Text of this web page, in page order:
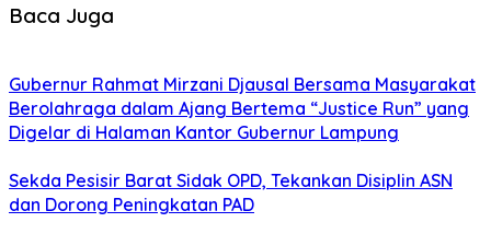
Baca Juga
Gubernur Rahmat Mirzani Djausal Bersama Masyarakat
Berolahraga dalam Ajang Bertema “Justice Run” yang
Digelar di Halaman Kantor Gubernur Lampung
Sekda Pesisir Barat Sidak OPD, Tekankan Disiplin ASN
dan Dorong Peningkatan PAD